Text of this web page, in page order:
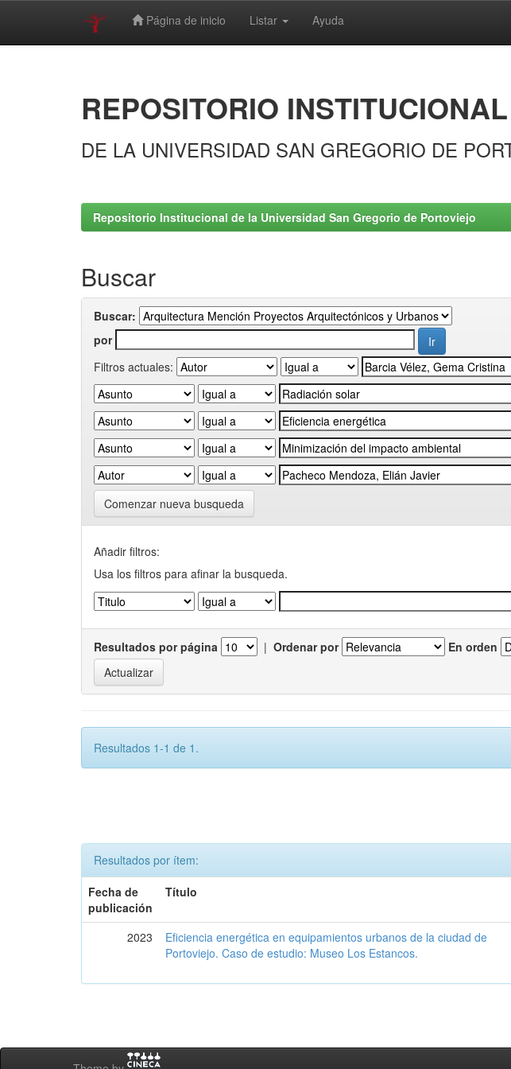
Página de inicio Listar Ayuda
REPOSITORIO INSTITUCIONAL
DE LA UNIVERSIDAD SAN GREGORIO DE
Repositorio Institucional de la Universidad San Gregorio de Portoviejo
Buscar
Buscar:
por
Filtros actuales:
Comenzar nueva busqueda
Añadir filtros:
Usa los filtros para afinar la busqueda.
Resultados por página | Ordenar por En orden
Resultados 1-1 de 1.
Resultados por ítem:
Fecha de
publicación
Título
2023
Eficiencia energética en equipamientos urbanos de la ciudad de
Portoviejo. Caso de estudio: Museo Los Estancos.